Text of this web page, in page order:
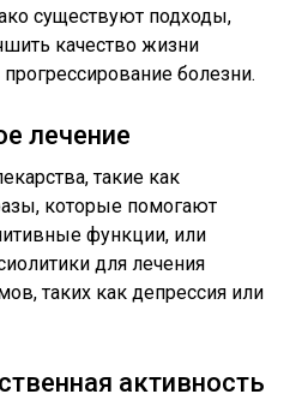
существуют подходы,
качество жизни
болезни.
лечение
такие как
которые помогают
функции, или
для лечения
таких как депрессия или
активность